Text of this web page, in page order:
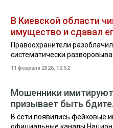
В Киевской области
имущество и сдавал
Правоохранители
систематически
11 февраля 2026, 12:52
Мошенники
призывает быть
В сети появились